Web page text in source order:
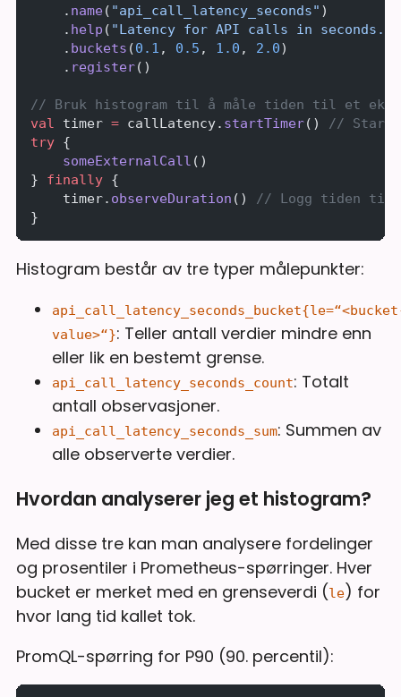
    .
name( "api_call_latency_seconds" )
    .
help ( "Latency for API calls in seconds."
    .
buckets (0.1 , 0.5 , 1.0 , 2.0)
    .
register()
// Bruk histogram til å måle tiden til et
val
timer = callLatency. startTimer()
// Start
try {
    someExternalCall
()
} finally {
    timer.
observeDuration ()
// Logg tiden til
}
Histogram består av tre typer målepunkter:
value>“}: Teller antall verdier mindre enn
eller lik en bestemt grense.
api_call_latency_seconds_count: Totalt
antall observasjoner.
api_call_latency_seconds_sum: Summen av
alle observerte verdier.
Hvordan analyserer jeg et histogram?
Med disse tre kan man analysere fordelinger
og prosentiler i Prometheus-spørringer. Hver
bucket er merket med en grenseverdi (le) for
hvor lang tid kallet tok.
PromQL-spørring for P90 (90. percentil):